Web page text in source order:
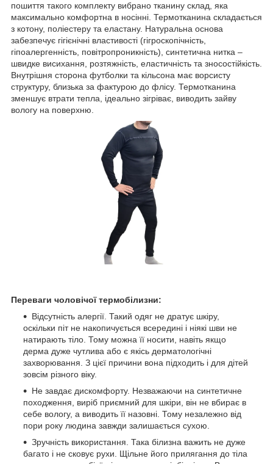
пошиття такого комплекту вибрано тканину склад, яка
максимально комфортна в носінні. Термотканина складається
з котону, поліестеру та еластану. Натуральна основа
забезпечує гігієнічні властивості (гігроскопічність,
гіпоалергенність, повітропроникність), синтетична нитка –
швидке висихання, розтяжність, еластичність та зносостійкість.
Внутрішня сторона футболки та кільсона має ворсисту
структуру, близька за фактурою до флісу. Термотканина
зменшує втрати тепла, ідеально зігріває, виводить зайву
вологу на поверхню.
Переваги чоловічої термобілизни:
Відсутність алергії. Такий одяг не дратує шкіру,
оскільки піт не накопичується всередині і ніякі шви не
натирають тіло. Тому можна її носити, навіть якщо
дерма дуже чутлива або є якісь дерматологічні
захворювання. З цієї причини вона підходить і для дітей
зовсім різного віку.
Не завдає дискомфорту. Незважаючи на синтетичне
походження, виріб приємний для шкіри, він не вбирає в
себе вологу, а виводить її назовні. Тому незалежно від
пори року людина завжди залишається сухою.
Зручність використання. Така білизна важить не дуже
багато і не сковує рухи. Щільне його прилягання до тіла